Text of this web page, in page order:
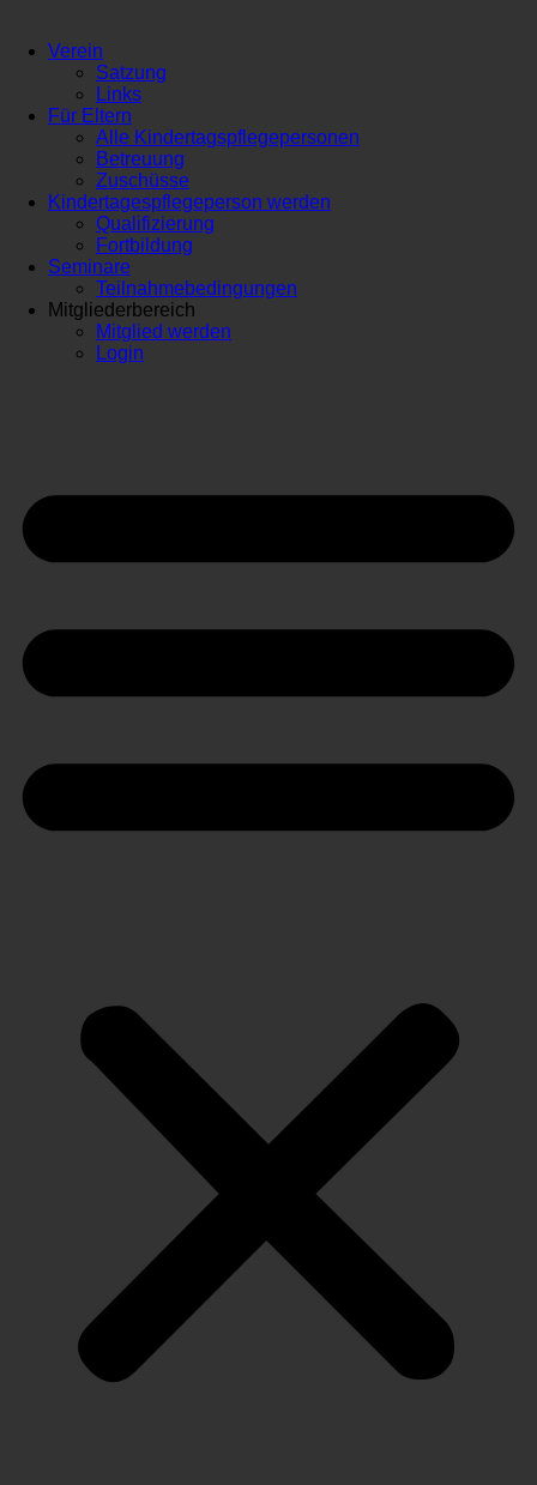
Verein
Satzung
Links
Für Eltern
Alle Kindertagspflegepersonen
Betreuung
Zuschüsse
Kindertagespflegeperson werden
Qualifizierung
Fortbildung
Seminare
Teilnahmebedingungen
Mitgliederbereich
Mitglied werden
Login